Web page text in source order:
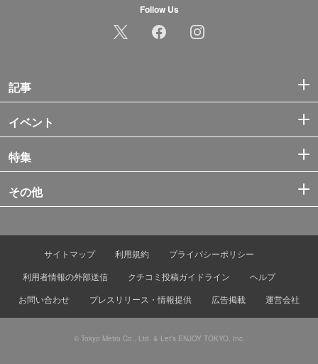
Follow Us
記事
イベント
特集
その他
サイトマップ 利用規約
プライバシーポリシー
利用者情報の外部送信
クチコミ投稿ガイドライン
ヘルプ
お問い合わせ
プレスリリース・情報提供 広告掲載 運営会社
© Tokyo Metro Co., Ltd. & Let’s ENJOY TOKYO, Inc.